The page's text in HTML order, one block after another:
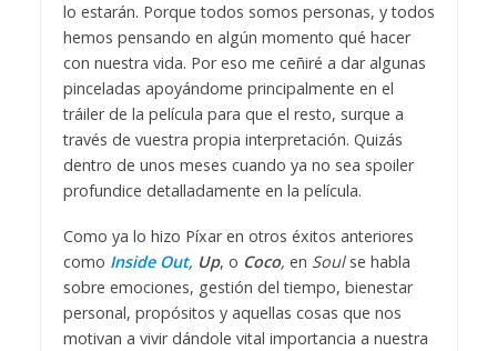
lo estarán. Porque todos somos personas, y todos
hemos pensando en algún momento qué hacer
con nuestra vida. Por eso me ceñiré a dar algunas
pinceladas apoyándome principalmente en el
tráiler de la película para que el resto, surque a
través de vuestra propia interpretación. Quizás
dentro de unos meses cuando ya no sea spoiler
profundice detalladamente en la película.
Como ya lo hizo Píxar en otros éxitos anteriores
como Inside Out, Up, o Coco, en Soul se habla
sobre emociones, gestión del tiempo, bienestar
personal, propósitos y aquellas cosas que nos
motivan a vivir dándole vital importancia a nuestra